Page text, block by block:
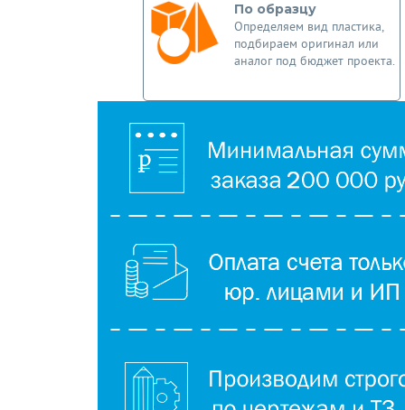
По образцу
Определяем вид пластика,
подбираем оригинал или
аналог под бюджет проекта.